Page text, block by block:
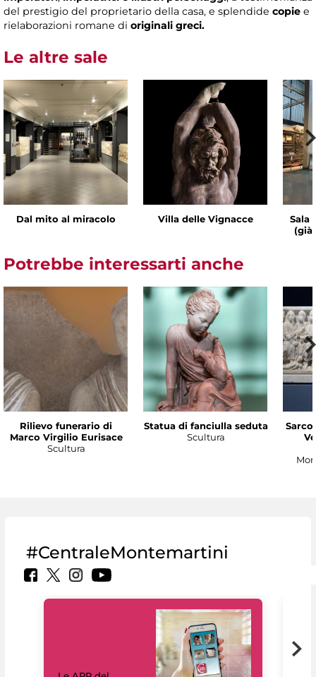
del prestigio del proprietario della casa, e splendide copie e
rielaborazioni romane di originali greci.
Le altre sale
Dal mito al miracolo Villa delle Vignacce
Sala
(già
Potrebbe interessarti anche
Rilievo funerario di
Marco Virgilio Eurisace
Scultura
Statua di fanciulla seduta
Scultura
#CentraleMontemartini